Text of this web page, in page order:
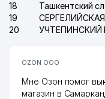
18
19
20
OZON ООО
Мне Озон помог
магазин в